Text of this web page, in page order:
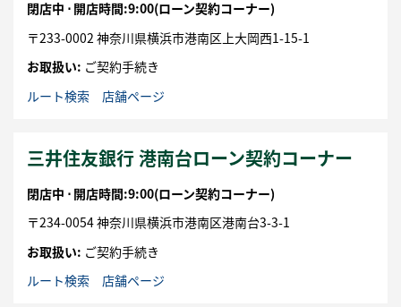
閉店中 ⋅ 開店時間:9:00(ローン契約コーナー)
〒233-0002 神奈川県横浜市港南区 上大岡西1-15-1
お取扱い: ご契約手続き
ルート検索
店舗ページ
三井住友銀行 港南台ローン契約コーナー
閉店中 ⋅ 開店時間:9:00(ローン契約コーナー)
〒234-0054神奈川県横浜市港南区港南台3-3-1
お取扱い: ご契約手続き
ルート検索
店舗ページ